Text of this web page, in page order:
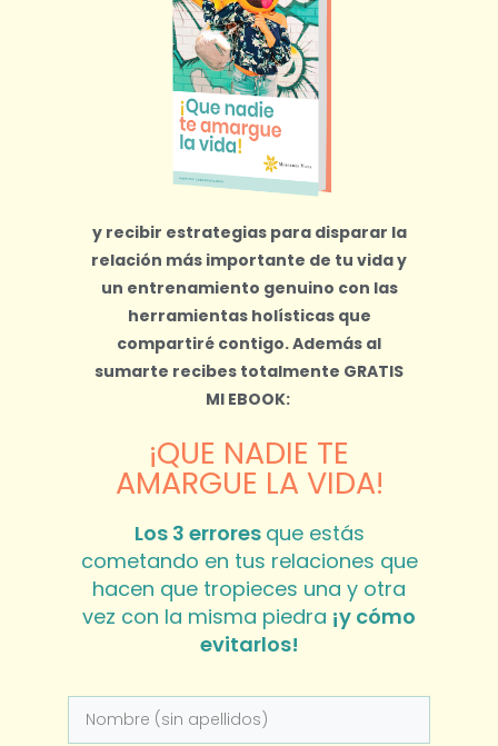
y recibir estrategias para disparar la
relación más importante de tu vida y
un entrenamiento genuino con las
herramientas holísticas que
compartiré contigo.Además al
sumarte recibes totalmente GRATIS
MI EBOOK:
¡QUE NADIE TE
AMARGUE LA VIDA!
Los 3 errores que estás
cometando en tus relaciones que
hacen que tropieces una y otra
vez con la misma piedra ¡y cómo
evitarlos!